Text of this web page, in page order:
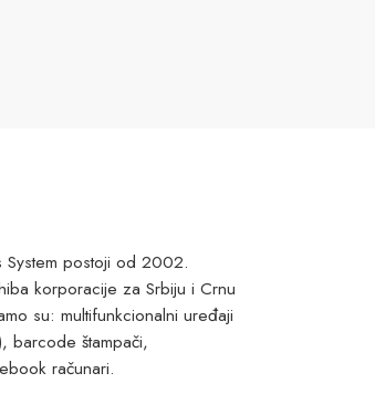
System postoji od 2002.
korporacije za Srbiju i Crnu
su: multifunkcionalni uređaji
barcode štampači,
računari.